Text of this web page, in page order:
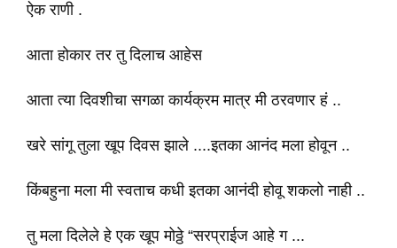
ऐक राणी .
आता होकार तर तु दिलाच आहेस
आता त्या दिवशीचा सगळा कार्यक्रम मात्र मी ठरवणार हं ..
खरे सांगू तुला खूप दिवस झाले ....इतका आनंद मला होवून ..
किंबहुना मला मी स्वताच कधी इतका आनंदी होवू शकलो नाही ..
तु मला दिलेले हे एक खूप मोठ्ठे “सरप्राईज आहे ग ...